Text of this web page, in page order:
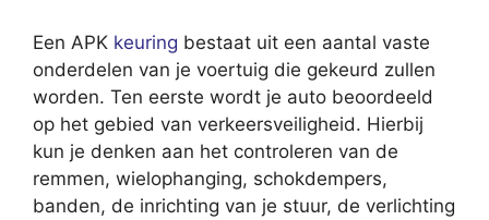
Een APK keuring bestaat uit een aantal vaste
onderdelen van je voertuig die gekeurd zullen
worden. Ten eerste wordt je auto beoordeeld
op het gebied van verkeersveiligheid. Hierbij
kun je denken aan het controleren van de
remmen, wielophanging, schokdempers,
banden, de inrichting van je stuur, de verlichting